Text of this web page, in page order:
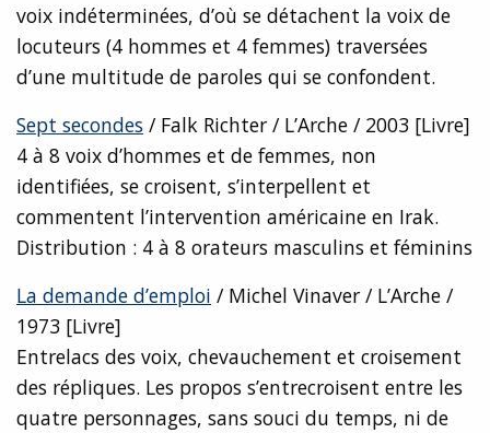
voix indéterminées, d’où se détachent la voix de
locuteurs (4 hommes et 4 femmes) traversées
d’une multitude de paroles qui se confondent.
Sept secondes / Falk Richter / L’Arche / 2003 [Livre]
4 à 8 voix d’hommes et de femmes, non
identifiées, se croisent, s’interpellent et
commentent l’intervention américaine en Irak.
Distribution : 4 à 8 orateurs masculins et féminins
La demande d’emploi / Michel Vinaver / L’Arche /
1973 [Livre]
Entrelacs des voix, chevauchement et croisement
des répliques. Les propos s’entrecroisent entre les
quatre personnages, sans souci du temps, ni de